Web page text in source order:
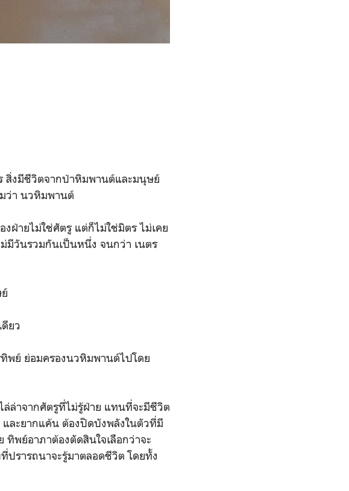
สิ่งมีชีวิตจากป่าหิมพานต์และมนุษย์
ว่า นวหิมพานต์
ฝ่ายไม่ใช่ศัตรู แต่ก็ไม่ใช่มิตร ไม่เคย
มีวันรวมกันเป็นหนึ่ง จนกว่า เนตร
ยว
ทิพย์ ย่อมครองนวหิมพานต์ไปโดย
ล่าจากศัตรูที่ไม่รู้ฝ่าย แทนที่จะมีชีวิต
ละยากแค้น ต้องปิดบังพลังในตัวที่มี
ทิพย์อาภาต้องตัดสินใจเลือกว่าจะ
ปรารถนาจะรู้มาตลอดชีวิต โดยทั้ง